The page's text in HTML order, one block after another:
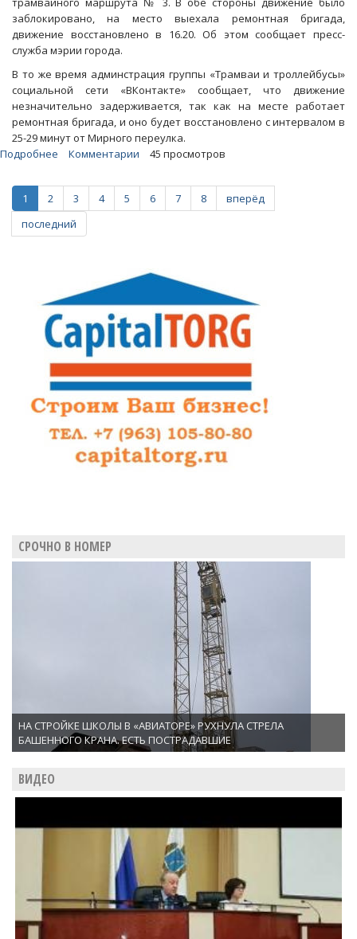
заблокировано, на место выехала ремонтная бригада,
движение восстановлено в 16.20. Об этом сообщает пресс-
служба мэрии города.
В то же время админстрация группы «Трамваи и троллейбусы»
социальной сети «ВКонтакте» сообщает, что движение
незначительно задерживается, так как на месте работает
ремонтная бригада, и оно будет восстановлено с интервалом в
25-29 минут от Мирного переулка.
Подробнее
часового
простоя
Саратове
3
Комментарии 45 просмотров
1 2 3 4 5 6 7 8
вперёд
последний
СРОЧНО В НОМЕР
НА СТРОЙКЕ ШКОЛЫ В «АВИАТОРЕ» РУХНУЛА СТРЕЛА
БАШЕННОГО КРАНА. ЕСТЬ ПОСТРАДАВШИЕ
ВИДЕО